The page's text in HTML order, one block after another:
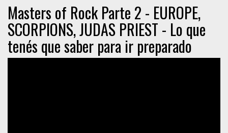
Masters of Rock Parte 2 - EUROPE,
SCORPIONS, JUDAS PRIEST - Lo que
tenés que saber para ir preparado